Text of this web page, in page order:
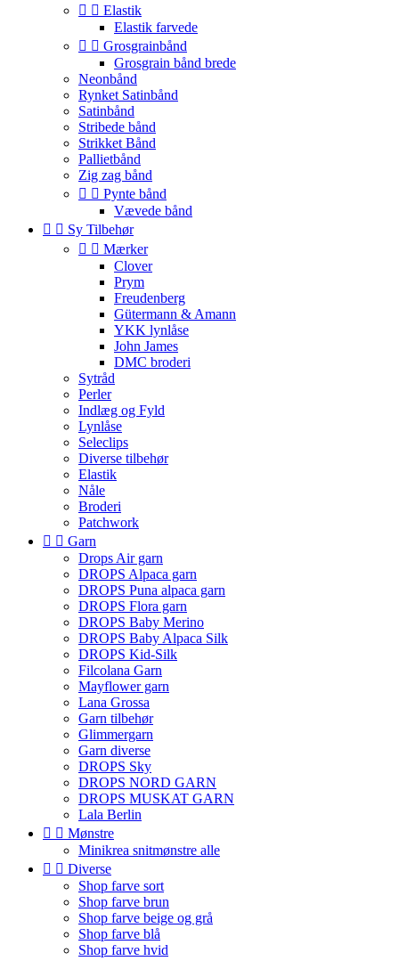
  Elastik
Elastik farvede
  Grosgrainbånd
Grosgrain bånd brede
Neonbånd
Rynket Satinbånd
Satinbånd
Stribede bånd
Strikket Bånd
Pallietbånd
Zig zag bånd
  Pynte bånd
Vævede bånd
  Sy Tilbehør
  Mærker
Clover
Prym
Freudenberg
Gütermann & Amann
YKK lynlåse
John James
DMC broderi
Sytråd
Perler
Indlæg og Fyld
Lynlåse
Seleclips
Diverse tilbehør
Elastik
Nåle
Broderi
Patchwork
  Garn
Drops Air garn
DROPS Alpaca garn
DROPS Puna alpaca garn
DROPS Flora garn
DROPS Baby Merino
DROPS Baby Alpaca Silk
DROPS Kid-Silk
Filcolana Garn
Mayflower garn
Lana Grossa
Garn tilbehør
Glimmergarn
Garn diverse
DROPS Sky
DROPS NORD GARN
DROPS MUSKAT GARN
Lala Berlin
  Mønstre
Minikrea snitmønstre alle
  Diverse
Shop farve sort
Shop farve brun
Shop farve beige og grå
Shop farve blå
Shop farve hvid